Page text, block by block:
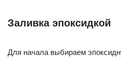
Заливка эпоксидкой
Для начала выбираем